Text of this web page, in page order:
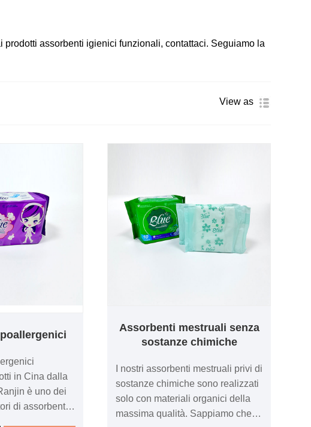
assorbenti igienici funzionali, contattaci. Seguiamo la
View as
in Cina dalla
è uno dei
di assorbenti
Assorbenti mestruali senza
sostanze chimiche
I nostri assorbenti mestruali privi di
sostanze chimiche sono realizzati
solo con materiali organici della
massima qualità. Sappiamo che il